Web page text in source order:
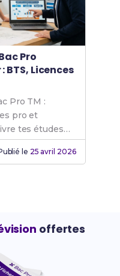
Pro
BTS, Licences
Pro TM :
pro et
tes études
le 25 avril 2026
offertes